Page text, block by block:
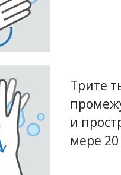
Трите
и
мере